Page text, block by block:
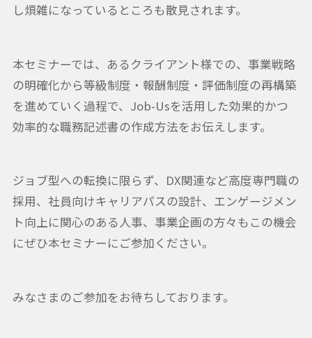
し煩雑になっているところも散見されます。
本セミナーでは、あるクライアント様での、事業戦略
の明確化から等級制度・報酬制度・評価制度の再構築
を進めていく過程で、Job-Usを活用した効果的かつ
効率的な職務記述書の作成方法をお伝えします。
ジョブ型への転換に限らず、DX関連など高度専門職の
採用、社員向けキャリアパスの設計、エンゲージメン
ト向上に関心のある人事、事業企画の方々もこの機会
にぜひ本セミナーにご参加ください。
みなさまのご参加をお待ちしております。